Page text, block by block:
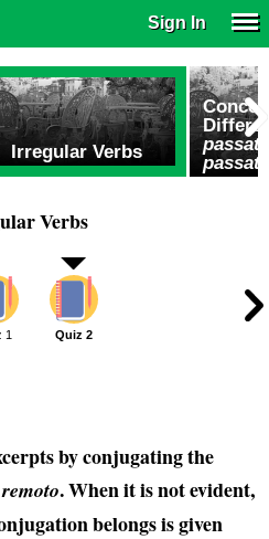
Sign In
Irregular Verbs
Verbs
1 Quiz 2
by conjugating the
. When it is not evident,
belongs is given